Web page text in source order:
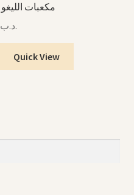
LEGO BLOCKS مكعبات الليغو
.د.ب
Quick View